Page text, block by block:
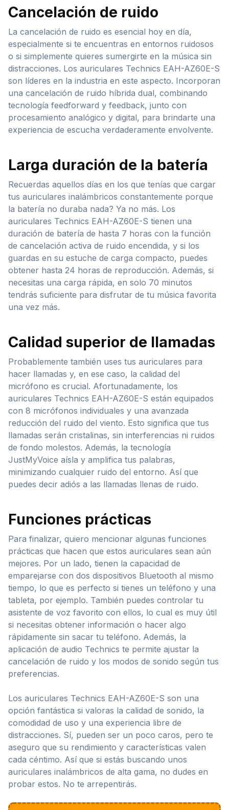
Cancelación de ruido
La cancelación de ruido es esencial hoy en día,
especialmente si te encuentras en entornos ruidosos
o si simplemente quieres sumergirte en la música sin
distracciones. Los auriculares Technics EAH-AZ60E-S
son líderes en la industria en este aspecto. Incorporan
una cancelación de ruido híbrida dual, combinando
tecnología feedforward y feedback, junto con
procesamiento analógico y digital, para brindarte una
experiencia de escucha verdaderamente envolvente.
Larga duración de la batería
Recuerdas aquellos días en los que tenías que cargar
tus auriculares inalámbricos constantemente porque
la batería no duraba nada? Ya no más. Los
auriculares Technics EAH-AZ60E-S tienen una
duración de batería de hasta 7 horas con la función
de cancelación activa de ruido encendida, y si los
guardas en su estuche de carga compacto, puedes
obtener hasta 24 horas de reproducción. Además, si
necesitas una carga rápida, en solo 70 minutos
tendrás suficiente para disfrutar de tu música favorita
una vez más.
Calidad superior de llamadas
Probablemente también uses tus auriculares para
hacer llamadas y, en ese caso, la calidad del
micrófono es crucial. Afortunadamente, los
auriculares Technics EAH-AZ60E-S están equipados
con 8 micrófonos individuales y una avanzada
reducción del ruido del viento. Esto significa que tus
llamadas serán cristalinas, sin interferencias ni ruidos
de fondo molestos. Además, la tecnología
JustMyVoice aísla y amplifica tus palabras,
minimizando cualquier ruido del entorno. Así que
puedes decir adiós a las llamadas llenas de ruido.
Funciones prácticas
Para finalizar, quiero mencionar algunas funciones
prácticas que hacen que estos auriculares sean aún
mejores. Por un lado, tienen la capacidad de
emparejarse con dos dispositivos Bluetooth al mismo
tiempo, lo que es perfecto si tienes un teléfono y una
tableta, por ejemplo. También puedes controlar tu
asistente de voz favorito con ellos, lo cual es muy útil
si necesitas obtener información o hacer algo
rápidamente sin sacar tu teléfono. Además, la
aplicación de audio Technics te permite ajustar la
cancelación de ruido y los modos de sonido según tus
preferencias.
Los auriculares Technics EAH-AZ60E-S son una
opción fantástica si valoras la calidad de sonido, la
comodidad de uso y una experiencia libre de
distracciones. Sí, pueden ser un poco caros, pero te
aseguro que su rendimiento y características valen
cada céntimo. Así que si estás buscando unos
auriculares inalámbricos de alta gama, no dudes en
probar estos. No te arrepentirás.